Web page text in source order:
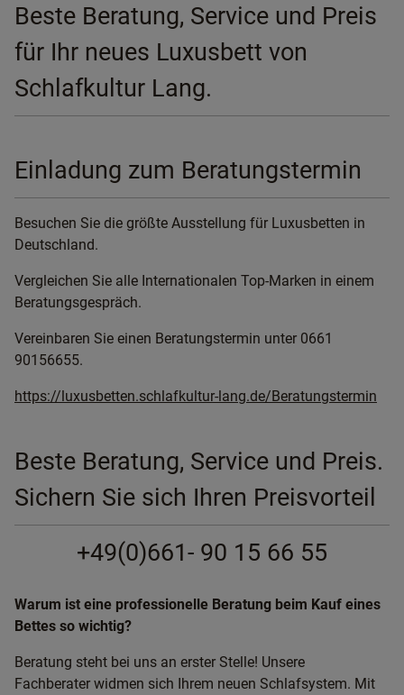
Beste Beratung, Service und Preis
für Ihr neues Luxusbett von
Schlafkultur Lang.
Einladung zum Beratungstermin
Besuchen Sie die größte Ausstellung für Luxusbetten in
Deutschland.
Vergleichen Sie alle Internationalen Top-Marken in einem
Beratungsgespräch.
Vereinbaren Sie einen Beratungstermin unter 0661
90156655.
https://luxusbetten.schlafkultur-lang.de/Beratungstermin
Beste Beratung, Service und Preis.
Sichern Sie sich Ihren Preisvorteil
+49(0)661- 90 15 66 55
Warum ist eine professionelle Beratung beim Kauf eines
Bettes so wichtig?
Beratung steht bei uns an erster Stelle! Unsere
Fachberater widmen sich Ihrem neuen Schlafsystem. Mit